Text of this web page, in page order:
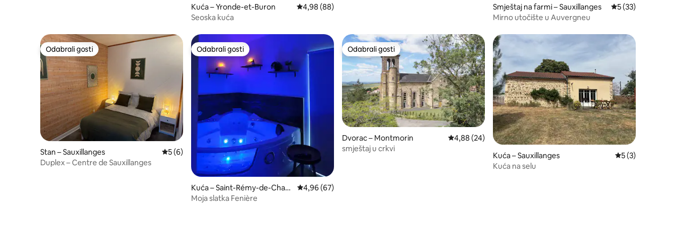
Kuća – Yronde-et-Buron Prosječna ocjena: 4,98/5, recenzija: 88
4,98 (88)
Seoska kuća
Smještaj na farmi – Sauxillanges Prosječna ocjena:
5 (33)
Mirno utočište u Auvergneu
Odabrali gosti
Odabrali gosti
Stan – Sauxillanges Prosječna ocjena: 5/5, recenzija: 6
5 (6)
Duplex – Centre de Sauxillanges
Odabrali gosti
Odabrali gosti
Kuća – Saint-Rémy-de-Charg
nat
Prosječna ocjena: 4,96/5, recenzija: 67
4,96 (67)
Moja slatka Fenière
Odabrali gosti
Odabrali gosti
Dvorac – Montmorin Prosječna ocjena: 4,88/5, recenzija: 24
4,88 (24)
smještaj u crkvi
Kuća – Sauxillanges Prosječna
5 (3)
Kuća na selu